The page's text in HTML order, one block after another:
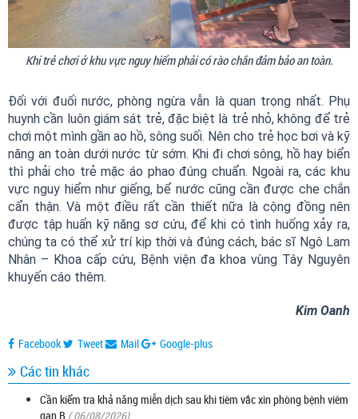
Khi trẻ chơi ở khu vực nguy hiểm phải có rào chắn đảm bảo an toàn.
Đối với đuối nước, phòng ngừa vẫn là quan trọng nhất. Phụ
huynh cần luôn giám sát trẻ, đặc biệt là trẻ nhỏ, không để trẻ
chơi một mình gần ao hồ, sông suối. Nên cho trẻ học bơi và kỹ
năng an toàn dưới nước từ sớm. Khi đi chơi sông, hồ hay biển
thì phải cho trẻ mặc áo phao đúng chuẩn. Ngoài ra, các khu
vực nguy hiểm như giếng, bể nước cũng cần được che chắn
cẩn thận. Và một điều rất cần thiết nữa là cộng đồng nên
được tập huấn kỹ năng sơ cứu, để khi có tình huống xảy ra,
chúng ta có thể xử trí kịp thời và đúng cách, bác sĩ Ngô Lam
Nhân – Khoa cấp cứu, Bệnh viện đa khoa vùng Tây Nguyên
khuyến cáo thêm.
Kim Oanh
Facebook Tweet Mail Google-plus
Các tin khác
Cần kiểm tra khả năng miễn dịch sau khi tiêm vắc xin phòng bệnh viêm
gan B ( 06/08/2026)